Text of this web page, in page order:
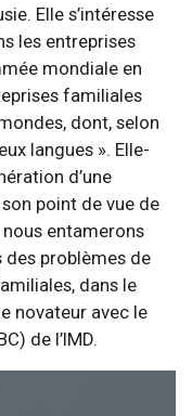
Elle s’intéresse
les entreprises
mondiale en
familiales
dont, selon
langues ». Elle-
d’une
point de vue de
nous entamerons
des problèmes de
dans le
novateur avec le
de l’IMD.